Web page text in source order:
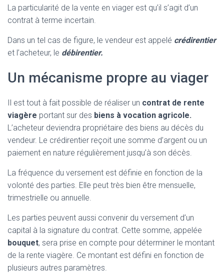
La particularité de la vente en viager est qu’il s’agit d’un
contrat à terme incertain.
Dans un tel cas de figure, le vendeur est appelé crédirentier
et l’acheteur, le débirentier.
Un mécanisme propre au viager
Il est tout à fait possible de réaliser un contrat de rente
viagère portant sur des biens à vocation agricole.
L’acheteur deviendra propriétaire des biens au décès du
vendeur. Le crédirentier reçoit une somme d’argent ou un
paiement en nature régulièrement jusqu’à son décès.
La fréquence du versement est définie en fonction de la
volonté des parties. Elle peut très bien être mensuelle,
trimestrielle ou annuelle.
Les parties peuvent aussi convenir du versement d’un
capital à la signature du contrat. Cette somme, appelée
bouquet, sera prise en compte pour déterminer le montant
de la rente viagère. Ce montant est défini en fonction de
plusieurs autres paramètres.